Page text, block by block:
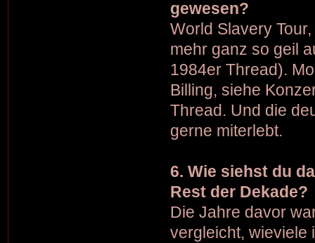
gewesen?
World Slavery
mehr ganz so geil
1984er Thread).
Billing, siehe
Thread. Und die
gerne miterlebt.
6. Wie siehst du
Rest der Dekade?
Die Jahre davor
vergleicht, wieviele